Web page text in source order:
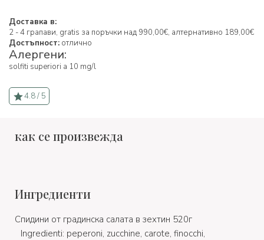
Доставка в:
2 - 4 грапави, gratis за поръчки над 990,00€, алтернативно 189,00€
Достъпност: отлично
Алергени:
solfiti superiori a 10 mg/l
4.8 / 5
как се произвежда
Ингредиенти
Спидини от градинска салата в зехтин 520г
Ingredienti: peperoni, zucchine, carote, finocchi,